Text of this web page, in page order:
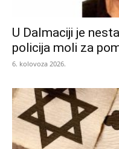
U Dalmaciji je
policija moli za
6. kolovoza 2026.